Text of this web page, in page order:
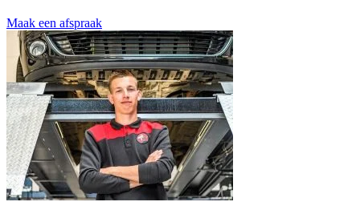
Maak een afspraak